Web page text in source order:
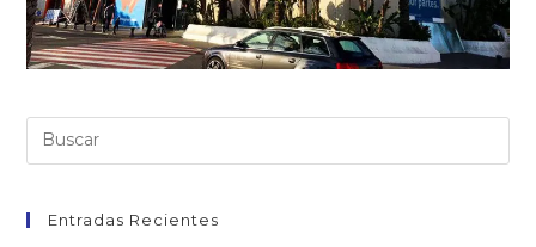
Entradas Recientes